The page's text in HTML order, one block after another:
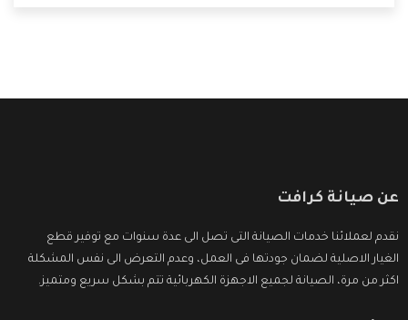
عن صيانة كرافت
نقدم لعملائنا خدمات الصيانة التى تصل الى عدة سنوات مع توفير قطع
الغيار الاصلية لضمان جودتها فى العمل، وعدم التعرض الى نفس المشكلة
اكثر من مرة، الصيانة لجميع الاجهزة الكهربائية تتم بشكل سريع ومتميز.